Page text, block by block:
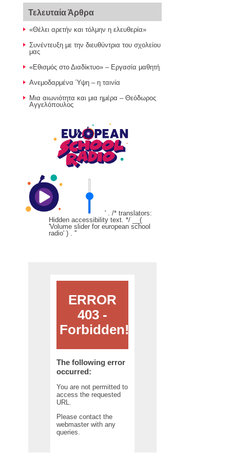
Τελευταία Άρθρα
«Θέλει αρετήν και τόλμην η ελευθερία»
Συνέντευξη με την διευθύντρια του σχολείου
μας
«Εθισμός στο Διαδίκτυο» – Εργασία μαθητή
Ανεμοδαρμένα Ύψη – η ταινία
Μια αιωνιότητα και μια ημέρα – Θεόδωρος
Αγγελόπουλος
' . /* translators:
Hidden accessibility text. */ __(
'Volume slider for european school
radio' ) . ''